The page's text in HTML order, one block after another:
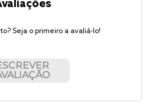
Seja o primeiro a avaliá-lo!